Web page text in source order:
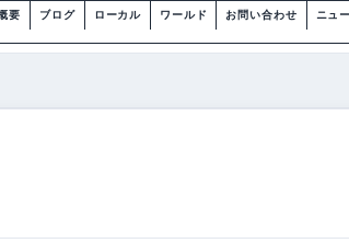
要 ブログ ローカル ワールド お問い合わせ ニュ